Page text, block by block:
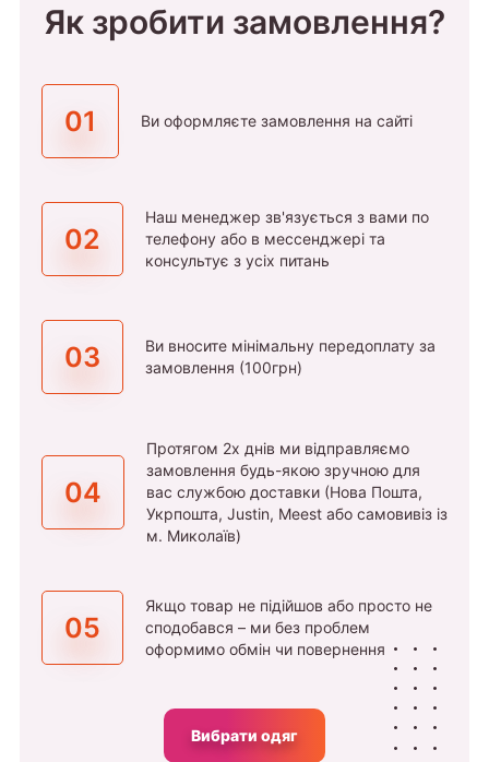
Як зробити замовлення?
01 Ви оформляєте замовлення на сайті
02
Наш менеджер зв'язується з вами по
телефону або в мессенджері та
консультує з усіх питань
03
Ви вносите мінімальну передоплату за
замовлення (100грн)
04
Протягом 2х днів ми відправляємо
замовлення будь-якою зручною для
вас службою доставки (Нова Пошта,
Укрпошта, Justin, Meest або самовивіз із
м. Миколаїв)
05
Якщо товар не підійшов або просто не
сподобався – ми без проблем
оформимо обмін чи повернення
Вибрати одяг